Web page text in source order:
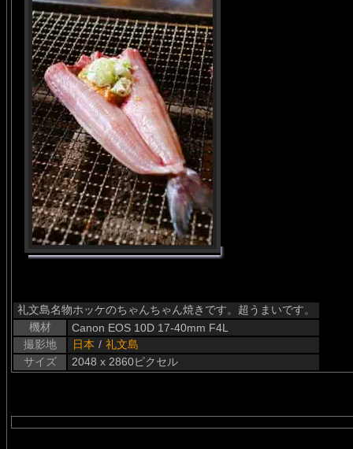
礼文島名物ホッケのちゃんちゃん焼きです。超うまいです。
機材
Canon EOS 10D 17-40mm F4L
撮影地
日本 / 礼文島
サイズ
2048 x 2860ピクセル